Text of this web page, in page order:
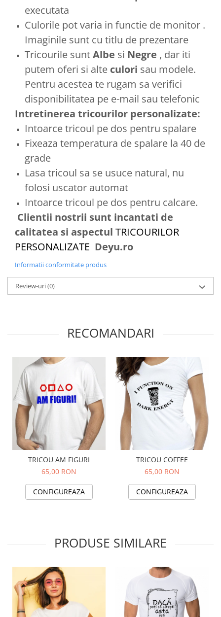
executata
Culorile pot varia in functie de monitor .
Imaginile sunt cu titlu de prezentare
Tricourile suntAlbe si Negre , dar iti
putem oferi si alte culori sau modele.
Pentru acestea te rugam sa verifici
disponibilitatea pe e-mail sau telefonic
Intretinerea tricourilor personalizate:
Intoarce tricoul pe dos pentru spalare
Fixeaza temperatura de spalare la 40 de
grade
Lasa tricoul sa se usuce natural, nu
folosi uscator automat
Intoarce tricoul pe dos pentru calcare.
Clientii nostrii sunt incantati de
calitatea si aspectul TRICOURILOR
PERSONALIZATE Deyu.ro
Informatii conformitate produs
Review-uri(0)
RECOMANDARI
TRICOU AM FIGURI
65,00 RON
CONFIGUREAZA
TRICOU COFFEE
65,00 RON
CONFIGUREAZA
PRODUSE SIMILARE